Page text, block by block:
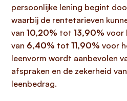
persoonlijke lening begint
waarbij de rentetarieven
van 10,20% tot 13,90% voor
van 6,40% tot 11,90% voor
leenvorm wordt aanbevolen
afspraken en de zekerheid
leenbedrag.